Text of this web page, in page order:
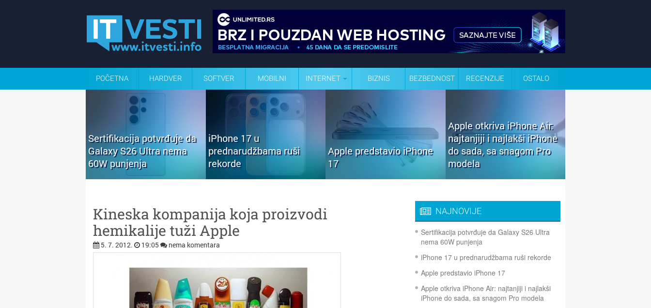
POČETNA HARDVER SOFTVER MOBILNI INTERNET BIZNIS BEZBEDNOST RECENZIJE OSTALO
Sertifikacija potvrđuje da
Galaxy S26 Ultra nema
60W punjenja
iPhone 17 u
prednarudžbama ruši
rekorde
Apple predstavio iPhone
17
Apple otkriva iPhone Air:
najtanjiji i najlakši iPhone
do sada, sa snagom Pro
modela
Kineska kompanija koja proizvodi
hemikalije tuži Apple
5. 7. 2012. 19:05 nema komentara
NAJNOVIJE
Sertifikacija potvrđuje da Galaxy S26 Ultra
nema 60W punjenja
iPhone 17 u prednarudžbama ruši rekorde
Apple predstavio iPhone 17
Apple otkriva iPhone Air: najtanjiji i najlakši
iPhone do sada, sa snagom Pro modela